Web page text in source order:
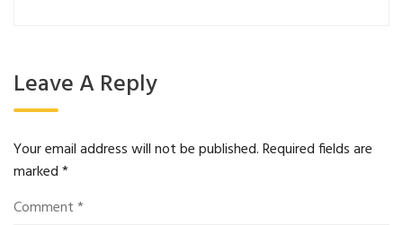
Leave A Reply
Your email address will not be published.Required fields are
marked*
Comment*